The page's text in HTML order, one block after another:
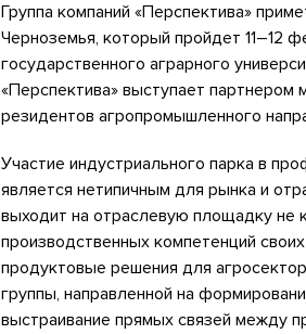
Группа компаний «Перспектива»
Черноземья, который пройдет 11–12
государственного аграрного
«Перспектива» выступает партнером
резидентов агропромышленного
Участие индустриального парка в
является нетипичным для рынка и
выходит на отраслевую площадку не
производственных компетенций
продуктовые решения для
группы, направленной на
выстраивание прямых связей между